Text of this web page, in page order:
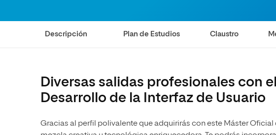
Ciencias de la Salud
Ciencias Sociales
Diseño
Ciencias de la Salud
Artes
Música
Descripción Plan de Estudios Claustro
Diversas salidas profesionales con
Desarrollo de la Interfaz de Usuario
Gracias al perfil polivalente que adquirirás con este Máster